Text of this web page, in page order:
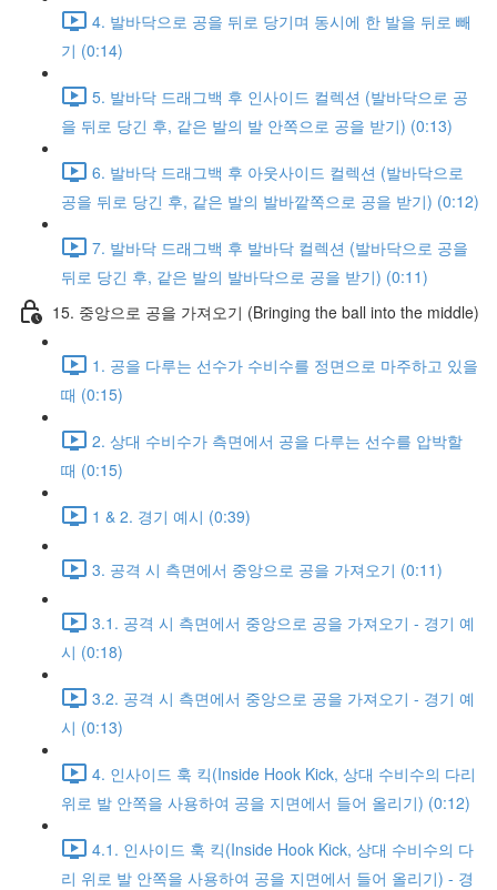
4. 발바닥으로 공을 뒤로 당기며 동시에 한 발을 뒤로 빼
기 (0:14)
5. 발바닥 드래그백 후 인사이드 컬렉션 (발바닥으로 공
을 뒤로 당긴 후, 같은 발의 발 안쪽으로 공을 받기) (0:13)
6. 발바닥 드래그백 후 아웃사이드 컬렉션 (발바닥으로
공을 뒤로 당긴 후, 같은 발의 발바깥쪽으로 공을 받기) (0:12)
7. 발바닥 드래그백 후 발바닥 컬렉션 (발바닥으로 공을
뒤로 당긴 후, 같은 발의 발바닥으로 공을 받기) (0:11)
15. 중앙으로 공을 가져오기 (Bringing the ball into the middle)
1. 공을 다루는 선수가 수비수를 정면으로 마주하고 있을
때 (0:15)
2. 상대 수비수가 측면에서 공을 다루는 선수를 압박할
때 (0:15)
1 & 2. 경기 예시 (0:39)
3. 공격 시 측면에서 중앙으로 공을 가져오기 (0:11)
3.1. 공격 시 측면에서 중앙으로 공을 가져오기 - 경기 예
시 (0:18)
3.2. 공격 시 측면에서 중앙으로 공을 가져오기 - 경기 예
시 (0:13)
4. 인사이드 훅 킥(Inside Hook Kick, 상대 수비수의 다리
위로 발 안쪽을 사용하여 공을 지면에서 들어 올리기) (0:12)
4.1. 인사이드 훅 킥(Inside Hook Kick, 상대 수비수의 다
리 위로 발 안쪽을 사용하여 공을 지면에서 들어 올리기) - 경